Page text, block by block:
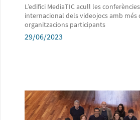
L’edifici MediaTIC acull les
internacional dels videojocs amb més
organitzacions participants
29/06/2023